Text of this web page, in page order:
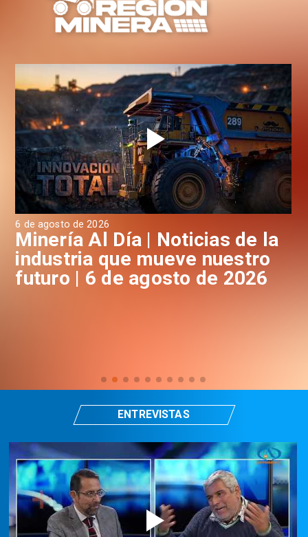
6 de agosto de 2026
Minería Al Día | Noticias de la
industria que mueve nuestro
futuro | 6 de agosto de 2026
ENTREVISTAS